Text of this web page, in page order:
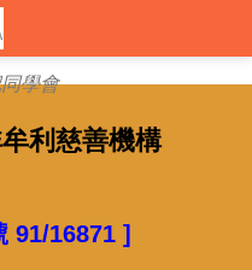
學會
利慈善機構
91/16871 ]